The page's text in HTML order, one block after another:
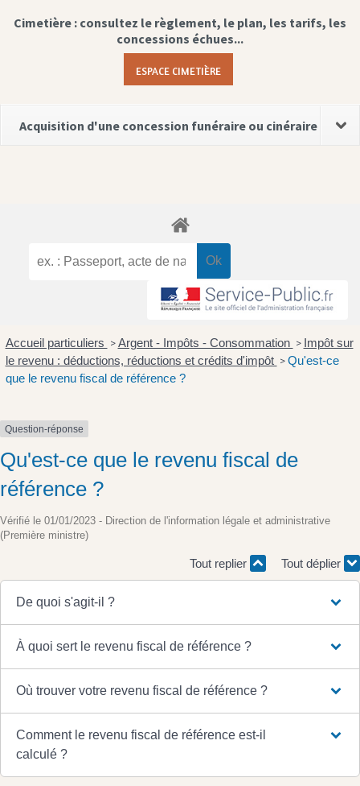
Cimetière : consultez le règlement, le plan, les tarifs, les
concessions échues...
ESPACE CIMETIÈRE
Acquisition d'une concession funéraire ou cinéraire
Accueil particuliers > Argent - Impôts - Consommation > Impôt sur
le revenu : déductions, réductions et crédits d'impôt > Qu'est-ce
que le revenu fiscal de référence ?
Question-réponse
Qu'est-ce que le revenu fiscal de
référence ?
Vérifié le 01/01/2023 - Direction de l'information légale et administrative
(Première ministre)
Tout replier Tout déplier
De quoi s'agit-il ?
À quoi sert le revenu fiscal de référence ?
Où trouver votre revenu fiscal de référence ?
Comment le revenu fiscal de référence est-il
calculé ?